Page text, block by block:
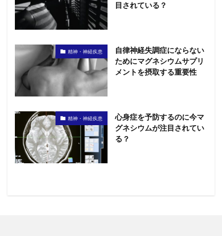
目されている？
精神・神経疾患
自律神経失調症にならない
ためにマグネシウムサプリ
メントを摂取する重要性
精神・神経疾患
心身症を予防するのに今マ
グネシウムが注目されてい
る？